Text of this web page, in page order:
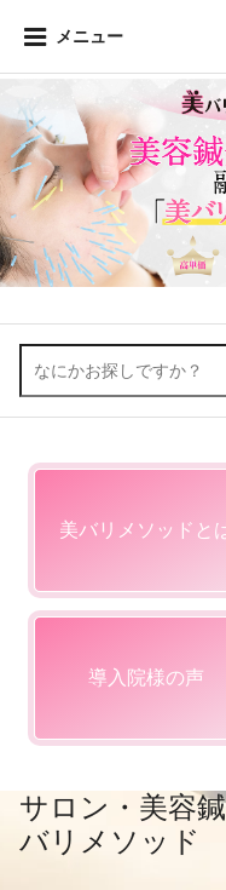
メニュー
美バリメソッドと
導入院様の声
サロン・美容
バリメソッド